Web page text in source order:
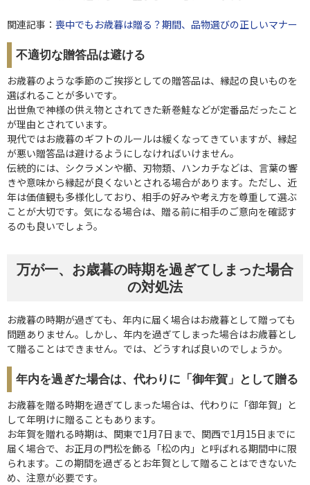
関連記事： 喪中でもお歳暮は贈る？期間、品物選びの正しいマナー
不適切な贈答品は避ける
お歳暮のような季節のご挨拶としての贈答品は、縁起の良いものを
選ばれることが多いです。
出世魚で神様の供え物とされてきた新巻鮭などが定番品だったこと
が理由とされています。
現代ではお歳暮のギフトのルールは緩くなってきていますが、縁起
が悪い贈答品は避けるようにしなければいけません。
伝統的には、シクラメンや櫛、刃物類、ハンカチなどは、言葉の響
きや意味から縁起が良くないとされる場合があります。ただし、近
年は価値観も多様化しており、相手の好みや考え方を尊重して選ぶ
ことが大切です。気になる場合は、贈る前に相手のご意向を確認す
るのも良いでしょう。
万が一、お歳暮の時期を過ぎてしまった場合
の対処法
お歳暮の時期が過ぎても、年内に届く場合はお歳暮として贈っても
問題ありません。しかし、年内を過ぎてしまった場合はお歳暮とし
て贈ることはできません。では、どうすれば良いのでしょうか。
年内を過ぎた場合は、代わりに「御年賀」として贈る
お歳暮を贈る時期を過ぎてしまった場合は、代わりに「御年賀」と
して年明けに贈ることもあります。
お年賀を贈れる時期は、関東で1月7日まで、関西で1月15日までに
届く場合で、お正月の門松を飾る「松の内」と呼ばれる期間中に限
られます。この期間を過ぎるとお年賀として贈ることはできないた
め、注意が必要です。